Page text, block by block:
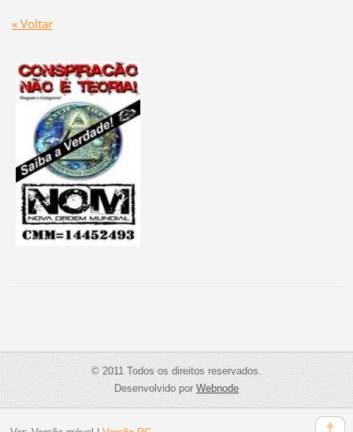
« Voltar
© 2011 Todos os direitos reservados.
Desenvolvido porWebnode